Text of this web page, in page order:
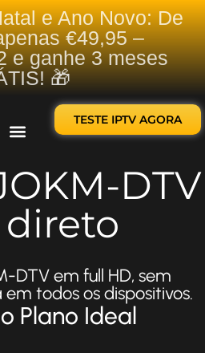
e Ano Novo: De
€49,95 –
e ganhe 3 meses
🎁
TESTE IPTV AGORA
DTV
DTV em full HD, sem
em todos os dispositivos.
Plano Ideal